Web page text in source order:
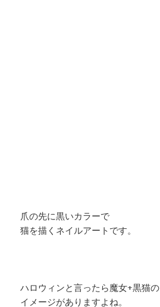
爪の先に黒いカラーで
猫を描くネイルアートです。
ハロウィンと言ったら魔女+黒猫の
イメージがありますよね。